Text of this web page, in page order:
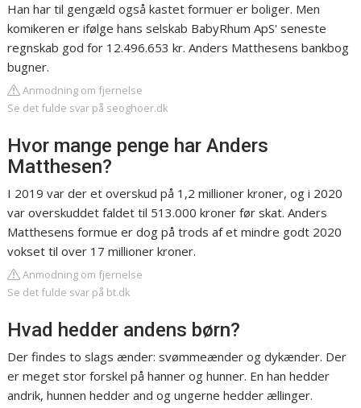
Han har til gengæld også kastet formuer er boliger. Men
komikeren er ifølge hans selskab BabyRhum ApS' seneste
regnskab god for 12.496.653 kr. Anders Matthesens bankbog
bugner.
Anmodning om fjernelse
Se det fulde svar på seoghoer.dk
Hvor mange penge har Anders
Matthesen?
I 2019 var der et overskud på 1,2 millioner kroner, og i 2020
var overskuddet faldet til 513.000 kroner før skat. Anders
Matthesens formue er dog på trods af et mindre godt 2020
vokset til over 17 millioner kroner.
Anmodning om fjernelse
Se det fulde svar på bt.dk
Hvad hedder andens børn?
Der findes to slags ænder: svømmeænder og dykænder. Der
er meget stor forskel på hanner og hunner. En han hedder
andrik, hunnen hedder and og ungerne hedder ællinger.